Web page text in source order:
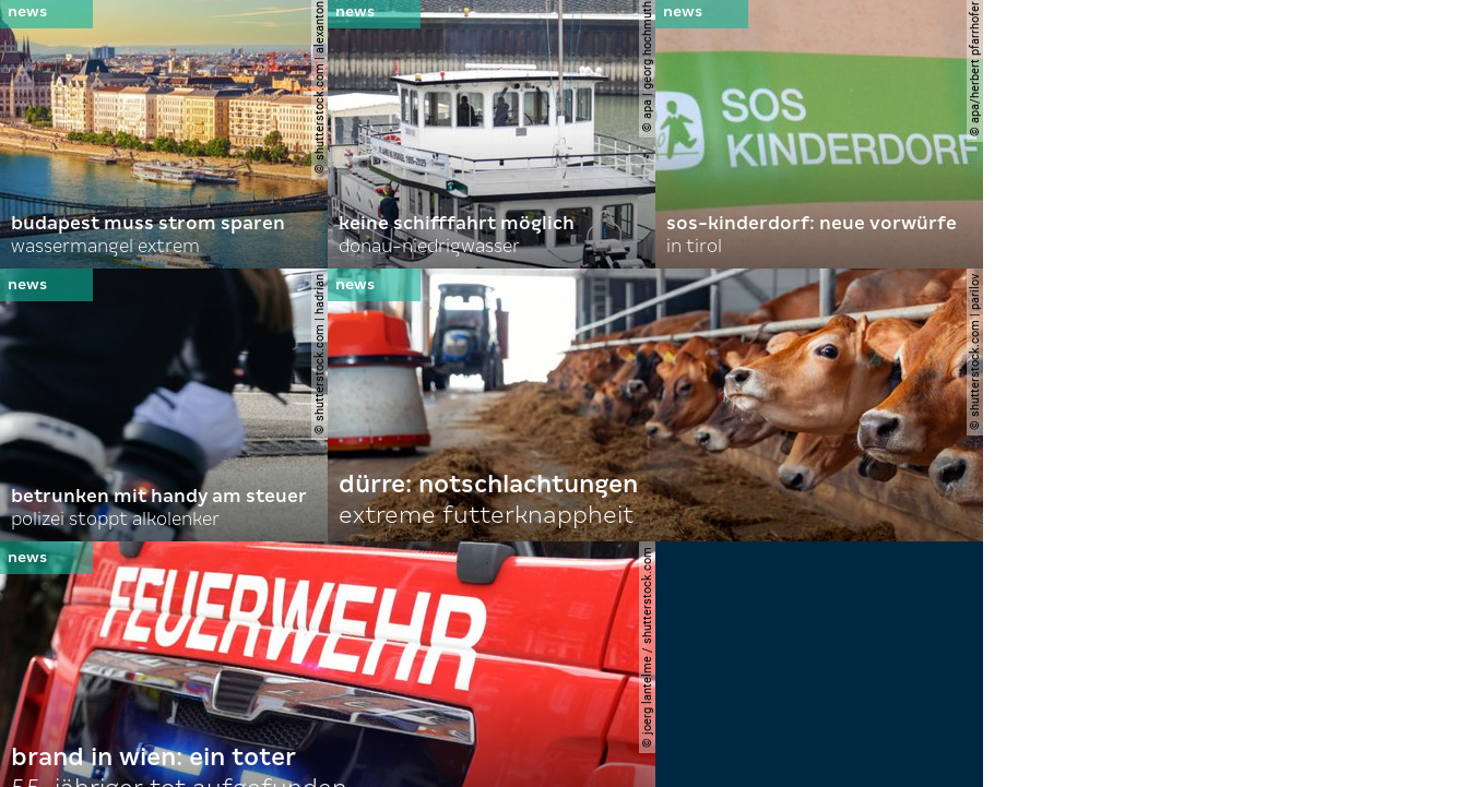
© shutterstock.com | alexanton
budapest muss strom sparen
wassermangel extrem
© apa | georg hochmuth
keine schifffahrt möglich
donau-niedrigwasser
© apa/herbert pfarrhofer
sos-kinderdorf: neue vorwürfe
in tirol
© shutterstock.com | hadrian
betrunken mit handy am steuer
polizei stoppt alkolenker
© shutterstock.com | parilov
dürre: notschlachtungen
extreme futterknappheit
© joerg lantelme / shutterstock.com
brand in wien: ein toter